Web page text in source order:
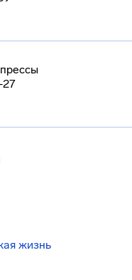
27
жизнь